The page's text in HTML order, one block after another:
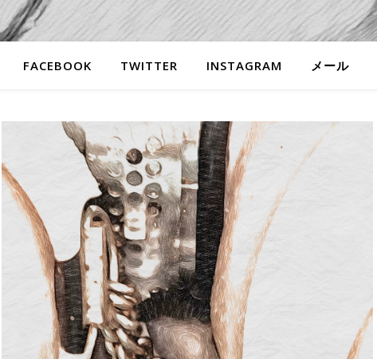
FACEBOOK TWITTER INSTAGRAM メール